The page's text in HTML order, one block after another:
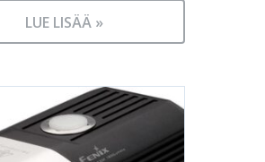
LUE LISÄÄ »